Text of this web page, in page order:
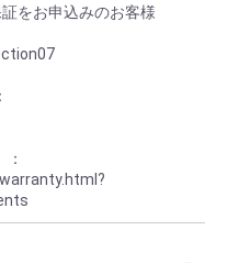
をお申込みのお客様